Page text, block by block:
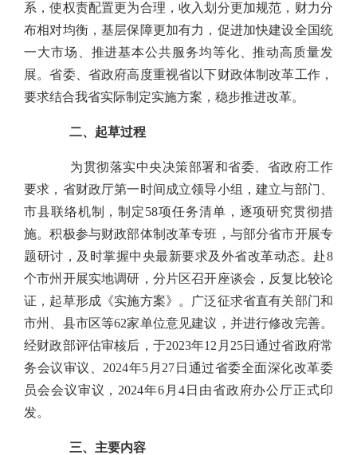
系，使权责配置更为合理，收入划分更加规范，财力分
布相对均衡，基层保障更加有力，促进加快建设全国统
一大市场、推进基本公共服务均等化、推动高质量发
展。省委、省政府高度重视省以下财政体制改革工作，
要求结合我省实际制定实施方案，稳步推进改革。
二、起草过程
为贯彻落实中央决策部署和省委、省政府工作
要求，省财政厅第一时间成立领导小组，建立与部门、
市县联络机制，制定58项任务清单，逐项研究贯彻措
施。积极参与财政部体制改革专班，与部分省市开展专
题研讨，及时掌握中央最新要求及外省改革动态。赴8
个市州开展实地调研，分片区召开座谈会，反复比较论
证，起草形成《实施方案》。广泛征求省直有关部门和
市州、县市区等62家单位意见建议，并进行修改完善。
经财政部评估审核后，于2023年12月25日通过省政府常
务会议审议、2024年5月27日通过省委全面深化改革委
员会会议审议，2024年6月4日由省政府办公厅正式印
发。
三、主要内容